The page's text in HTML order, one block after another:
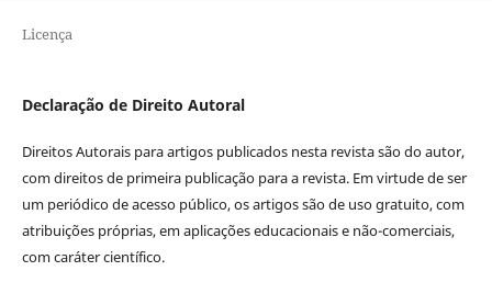
Licença
Declaração de Direito Autoral
Direitos Autorais para artigos publicados nesta revista são do autor,
com direitos de primeira publicação para a revista. Em virtude de ser
um periódico de acesso público, os artigos são de uso gratuito, com
atribuições próprias, em aplicações educacionais e não-comerciais,
com caráter científico.